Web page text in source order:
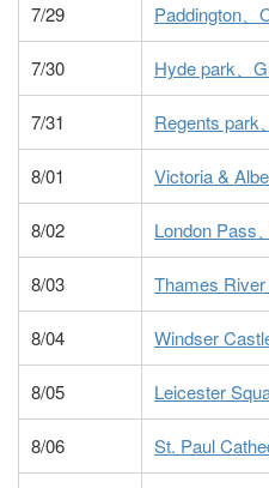
7/29 Paddington
7/30 Hyde park、
7/31 Regents park
8/01 Victoria &
8/02 London Pass
8/03 Thames
8/04 Windser
8/05 Leicester
8/06 St. Paul